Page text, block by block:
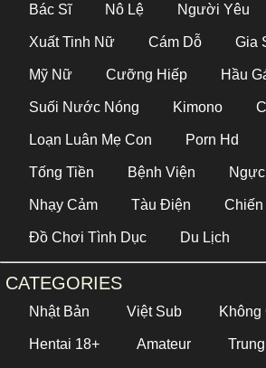
Bác Sĩ Nô Lệ Người Yêu
Xuất Tinh Nữ Cám Dỗ Gia
Mỹ Nữ Cưỡng Hiếp Hầu
Suối Nước Nóng Kimono
Loạn Luân Mẹ Con Porn Hd
Tống Tiền Bệnh Viện
Nhạy Cảm Tàu Điện
Đồ Chơi Tình Dục Du Lịch
CATEGORIES
Nhật Bản Việt Sub Không
Hentai 18+ Amateur